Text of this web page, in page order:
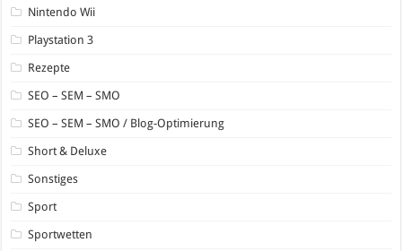
Nintendo Wii
Playstation 3
Rezepte
SEO – SEM – SMO
SEO – SEM – SMO / Blog-Optimierung
Short & Deluxe
Sonstiges
Sport
Sportwetten